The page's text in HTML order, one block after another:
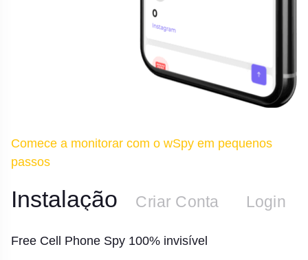
Comece a monitorar com o wSpy em pequenos
passos
Instalação Criar Conta Login
Free Cell Phone Spy 100% invisível